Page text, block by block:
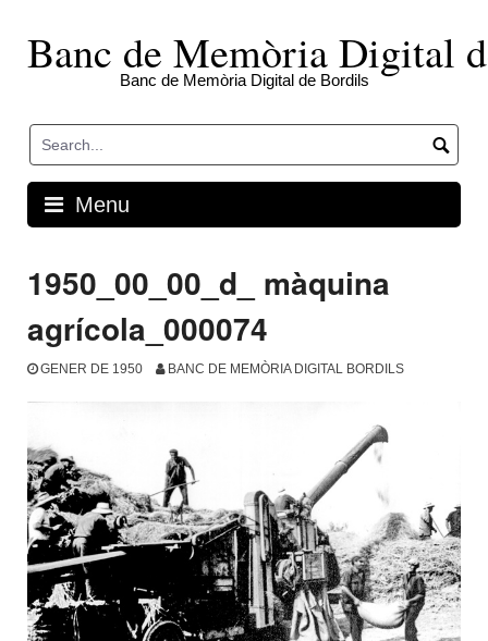
contentBanc de Memòria Digital
Banc de Memòria Digital de Bordils
Menu
1950_00_00_d_ màquina
agrícola_000074
GENER DE 1950 BANC DE MEMÒRIA DIGITAL BORDILS